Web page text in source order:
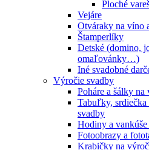
Ploché
Vejáre
Otváraky na víno
Štamperlíky
Detské (domino,
omaľovánky…)
Iné svadobné
Výročie svadby
Poháre a šálky
Tabuľky,
svadby
Hodiny a
Fotoobrazy a
Krabičky na